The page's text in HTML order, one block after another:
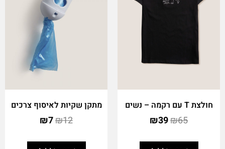
חולצת T עם רקמה – נשים
₪65
₪39
מתקן שקיות לאיסוף צרכים
₪12
₪7